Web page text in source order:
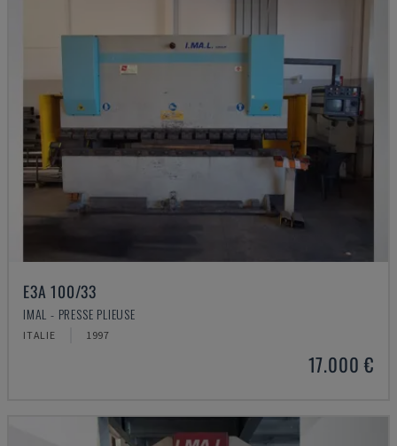
E3A 100/33
IMAL - PRESSE PLIEUSE
ITALIE 1997
17.000 €